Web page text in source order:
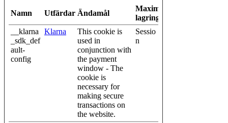
Namn UtfärdareÄndamål
Maximal
lagringstid
__klarna
_sdk_def
ault-
config
Klarna
This cookie is
used in
conjunction with
the payment
window - The
cookie is
necessary for
making secure
transactions on
the website.
Sessio
n